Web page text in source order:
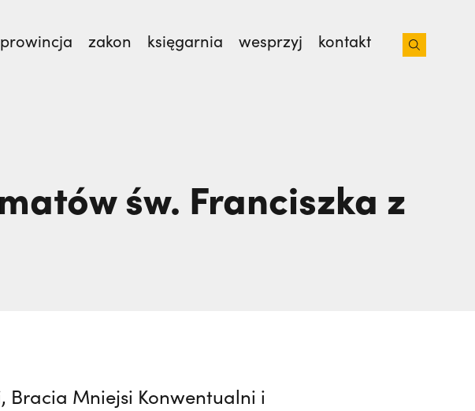
prowincja zakon księgarnia wesprzyj kontakt
polskich misjonarzy? | JESTEM,
św. Franciszka z
Bracia Mniejsi Konwentualni i